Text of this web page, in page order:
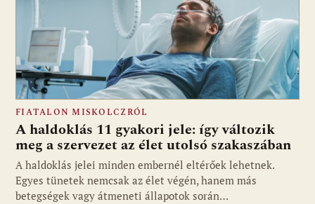
FIATALON MISKOLCZRÓL
A haldoklás 11 gyakori jele: így változik
meg a szervezet az élet utolsó szakaszában
A haldoklás jelei minden embernél eltérőek lehetnek.
Egyes tünetek nemcsak az élet végén, hanem más
betegségek vagy átmeneti állapotok során…